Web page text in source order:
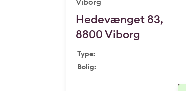
Viborg
Hedevænget 83,
8800 Viborg
Type:
Bolig: